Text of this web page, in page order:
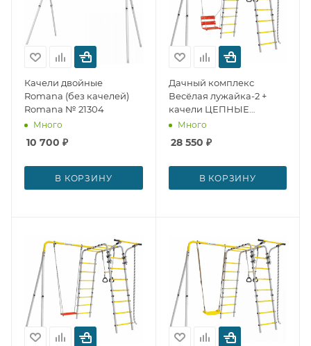
Качели двойные
Romana (без качелей)
Romana № 21304
Много
10 700 ₽
В КОРЗИНУ
Дачный комплекс
Весёлая лужайка-2 +
качели ЦЕПНЫЕ
Romana № 24520
Много
28 550 ₽
В КОРЗИНУ